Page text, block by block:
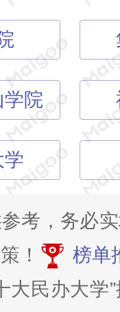
院
学
考，务必
！
榜单
大民办大学